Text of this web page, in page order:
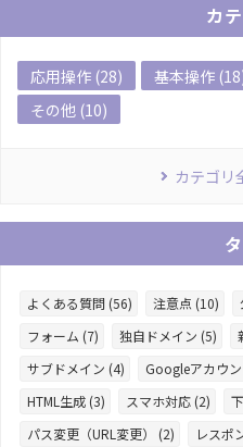
カ
応用操作 (28) 基本操作
その他 (10)
カテゴリ
よくある質問 (56) 注意点 (10)
フォーム (7)
独自ドメイン (5)
サブドメイン (4)
Googleアカウ
HTML生成 (3)
スマホ対応 (2)
パス変更（URL変更） (2)
レスポ